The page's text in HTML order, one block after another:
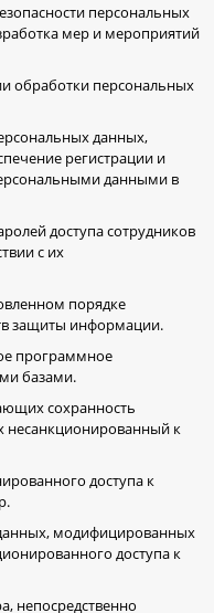
персональных
мер и мероприятий
обработки персональных
данных,
регистрации и
данными в
доступа сотрудников
с их
порядке
защиты информации.
программное
базами.
сохранность
к
доступа к
модифицированных
доступа к
непосредственно